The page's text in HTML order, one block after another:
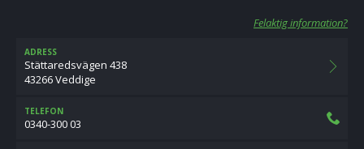
Felaktig information?
ADRESS
Stättaredsvägen 438
43266 Veddige
TELEFON
0340-300 03